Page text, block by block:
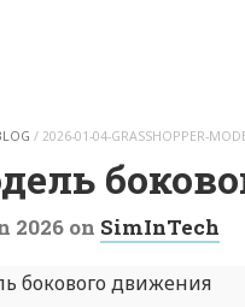
/ 2026-01-04-GRASSHOPPER-
2026 on SimInTech